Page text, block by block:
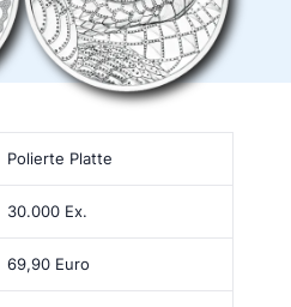
Ausgabepreis
Polierte Platte
30.000 Ex.
69,90 Euro